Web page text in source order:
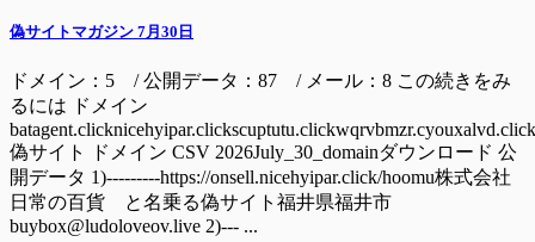
偽サイトマガジン 7月30日
ドメイン：5 / 公開データ：87 / メール：8 この続きをみ
るには ドメイン
batagent.clicknicehyipar.clickscuptutu.clickwqrvbmzr.cyouxalvd.click
偽サイト ドメイン CSV 2026July_30_domainダウンロード 公
開データ 1)---------https://onsell.nicehyipar.click/hoomu株式会社
日常の百貨 と名乗る偽サイト福井県福井市
buybox@ludoloveov.live 2)--- ...